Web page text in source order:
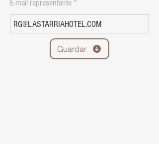
E-mail representante
Guardar